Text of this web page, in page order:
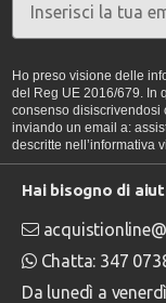
Ho preso visione delle
del Reg UE 2016/679. In
consenso disiscrivendosi
inviando un email a:
descritte nell’informativa
Hai bisogno di
Chatta: 347
Da lunedì a